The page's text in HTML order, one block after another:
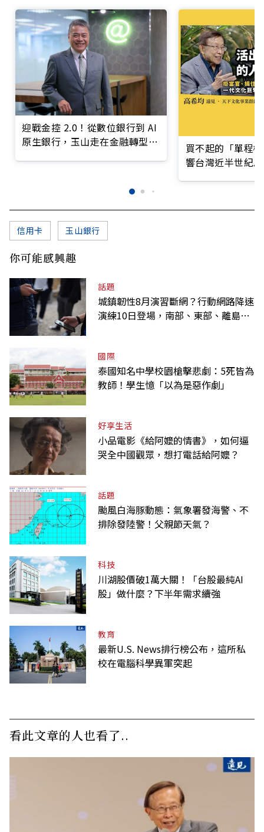
迎戰金控 2.0！從數位銀行到 AI
原生銀行，玉山走在金融轉型最
買不起的「單程
響台灣近半世紀
信用卡 玉山銀行
你可能感興趣
話題
城鎮韌性8月演習斷網？行動網路降速
演練10日登場，南部、東部、離島為
國際
泰國知名中學校園槍擊悲劇：5死皆為
教師！學生憶「以為是惡作劇」
好享生活
小品電影《給阿嬤的情書》，如何逼
哭全中國觀眾，想打電話給阿嬤？
話題
颱風白海豚動態：氣象署發海警、不
排除發陸警！父親節天氣？
科技
川湖股價破1萬大關！「台股最純AI
股」做什麼？下半年需求續強
教育
最新U.S. News排行榜公布，這所私
校在電腦科學異軍突起
看此文章的人也看了..